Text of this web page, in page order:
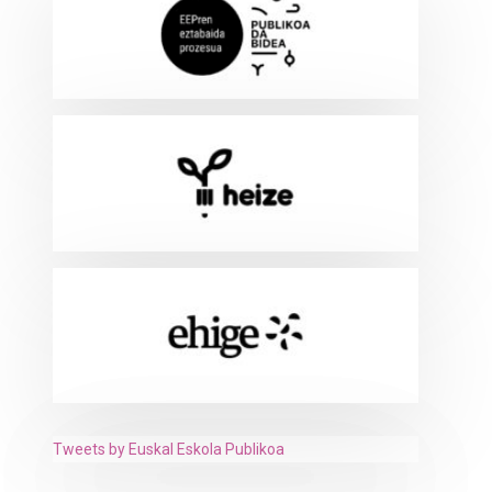
Tweets by Euskal Eskola Publikoa